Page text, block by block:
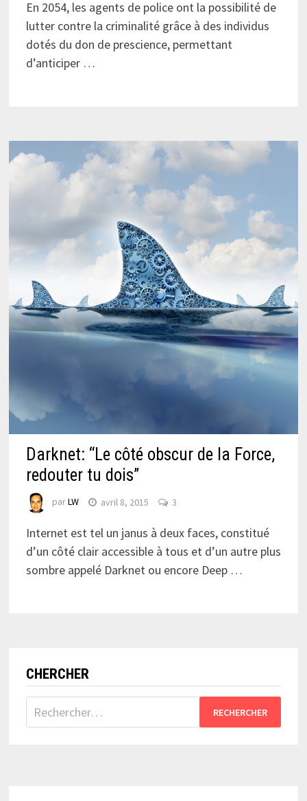
En 2054, les agents de police ont la possibilité de
lutter contre la criminalité grâce à des individus
dotés du don de prescience, permettant
d’anticiper …
Darknet: “Le côté obscur de la Force,
redouter tu dois”
parLW avril 8, 2015 3
Internet est tel un janus à deux faces, constitué
d’un côté clair accessible à tous et d’un autre plus
sombre appelé Darknet ou encore Deep …
CHERCHER
Rechercher :